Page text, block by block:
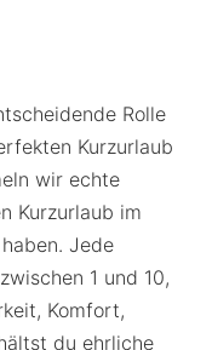
Rolle
Kurzurlaub
wir echte
Kurzurlaub im
Jede
1 und 10,
Komfort,
du ehrliche